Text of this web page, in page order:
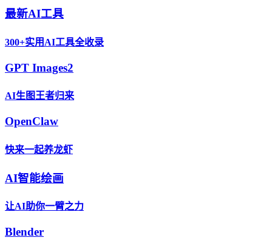
最新AI工具
300+实用AI工具全收录
GPT Images2
AI生图王者归来
OpenClaw
快来一起养龙虾
AI智能绘画
让AI助你一臂之力
Blender